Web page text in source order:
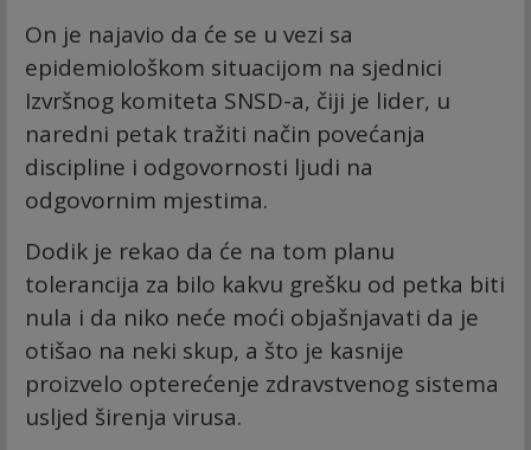
On je najavio da će se u vezi sa
epidemiološkom situacijom na sjednici
Izvršnog komiteta SNSD-a, čiji je lider, u
naredni petak tražiti način povećanja
discipline i odgovornosti ljudi na
odgovornim mjestima.
Dodik je rekao da će na tom planu
tolerancija za bilo kakvu grešku od petka biti
nula i da niko neće moći objašnjavati da je
otišao na neki skup, a što je kasnije
proizvelo opterećenje zdravstvenog sistema
usljed širenja virusa.